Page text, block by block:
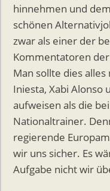
hinnehmen und
schönen
zwar als einer der
Kommentatoren
Man sollte dies
Iniesta, Xabi Alonso
aufweisen als die
Nationaltrainer.
regierende
wir uns sicher. Es
Aufgabe nicht wir